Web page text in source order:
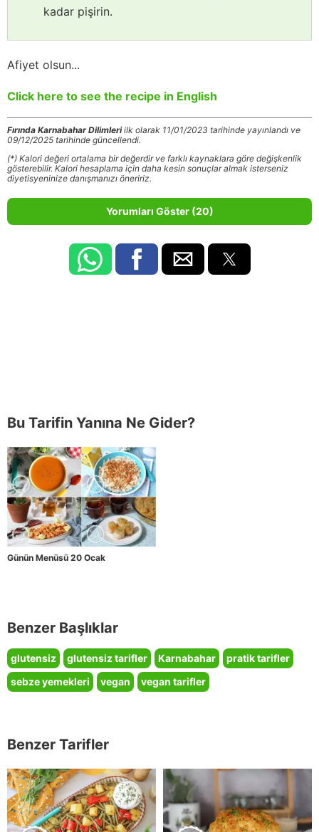
kadar pişirin.
Afiyet olsun...
Click here to see the recipe in English
Fırında Karnabahar Dilimleriilk olarak 11/01/2023 tarihinde yayınlandı ve
09/12/2025 tarihinde güncellendi.
(*) Kalori değeri ortalama bir değerdir ve farklı kaynaklara göre değişkenlik
gösterebilir. Kalori hesaplama için daha kesin sonuçlar almak isterseniz
diyetisyeninize danışmanızı öneririz.
Yorumları Göster (20)
Bu Tarifin Yanına Ne Gider?
Günün Menüsü 20 Ocak
Benzer Başlıklar
glutensiz glutensiz tarifler Karnabahar
pratik tarifler
sebze yemekleri
vegan vegan tarifler
Benzer Tarifler